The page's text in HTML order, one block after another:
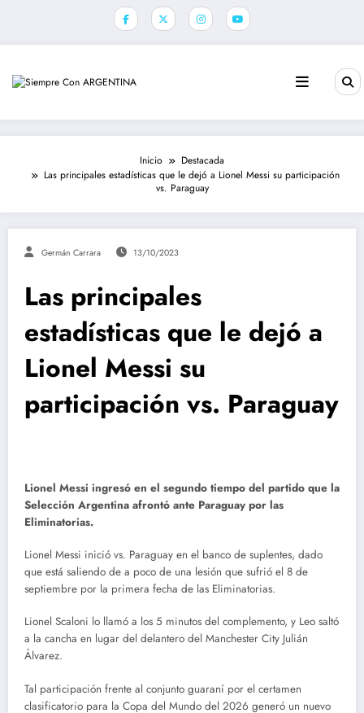
Inicio
Destacada
Las principales estadísticas que le dejó a Lionel Messi su participación
vs. Paraguay
Germán Carrara 13/10/2023
Las principales
estadísticas que le dejó a
Lionel Messi su
participación vs. Paraguay
Lionel Messi ingresó en el segundo tiempo del partido que la
Selección Argentina afrontó ante Paraguay por las
Eliminatorias.
Lionel Messi inició vs. Paraguay en el banco de suplentes, dado
que está saliendo de a poco de una lesión que sufrió el 8 de
septiembre por la primera fecha de las Eliminatorias.
Lionel Scaloni lo llamó a los 5 minutos del complemento, y Leo saltó
a la cancha en lugar del delantero del Manchester City Julián
Álvarez.
Tal participación frente al conjunto guaraní por el certamen
clasificatorio para la Copa del Mundo del 2026 generó un nuevo